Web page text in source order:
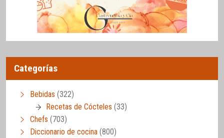
Categorías
Bebidas (322)
Recetas de Cócteles (33)
Chefs (703)
Diccionario de cocina (800)